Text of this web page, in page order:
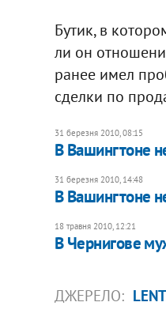
Бутик, в
ли он
ранее имел
сделки по
31 березня 2010, 08:15
В Вашингтоне
31 березня 2010, 14:48
В Вашингтоне
18 травня 2010, 12:21
В Чернигове
ДЖЕРЕЛО: